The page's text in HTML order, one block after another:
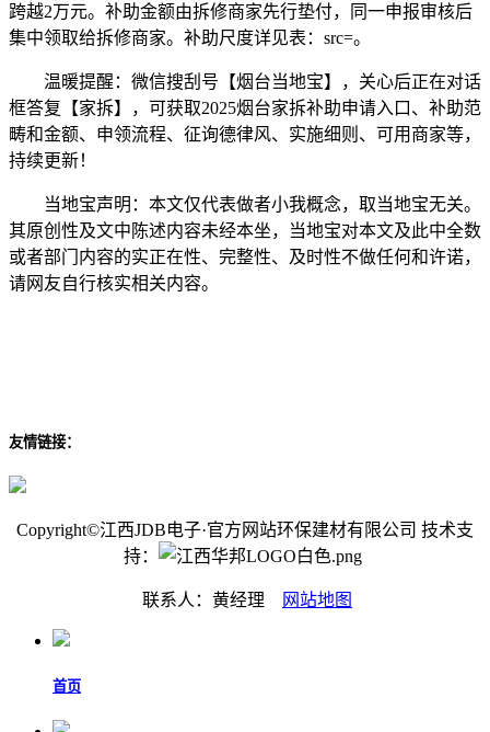
跨越2万元。补助金额由拆修商家先行垫付，同一申报审核后
集中领取给拆修商家。补助尺度详见表：src=。
温暖提醒：微信搜刮号【烟台当地宝】，关心后正在对话
框答复【家拆】，可获取2025烟台家拆补助申请入口、补助范
畴和金额、申领流程、征询德律风、实施细则、可用商家等，
持续更新！
当地宝声明：本文仅代表做者小我概念，取当地宝无关。
其原创性及文中陈述内容未经本坐，当地宝对本文及此中全数
或者部门内容的实正在性、完整性、及时性不做任何和许诺，
请网友自行核实相关内容。
友情链接：
Copyright©江西JDB电子·官方网站环保建材有限公司 技术支
持：
联系人：黄经理 网站地图
首页